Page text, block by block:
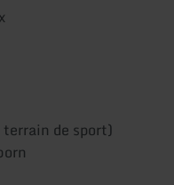
de sport)